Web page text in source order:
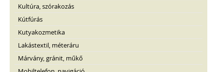
Kultúra, szórakozás
Kútfúrás
Kutyakozmetika
Lakástextil, méteráru
Márvány, gránit, műkő